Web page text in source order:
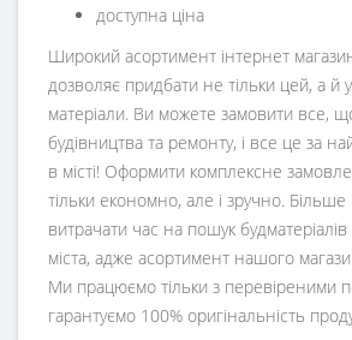
доступна ціна
Широкий асортимент інтернет
дозволяє придбати не тільки цей, а й
матеріали. Ви можете замовити все,
будівництва та ремонту, і все це за
в місті! Оформити комплексне
тільки економно, але і зручно.
витрачати час на пошук будматеріалів
міста, адже асортимент нашого
Ми працюємо тільки з перевіреними
гарантуємо 100% оригінальність